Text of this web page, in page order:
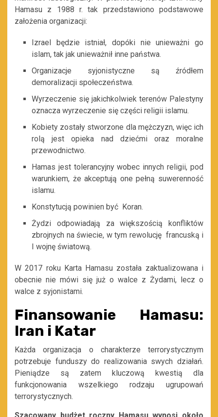
Hamasu z 1988 r. tak przedstawiono podstawowe
założenia organizacji:
Izrael będzie istniał, dopóki nie unieważni go
islam, tak jak unieważnił inne państwa.
Organizacje syjonistyczne są źródłem
demoralizacji społeczeństwa.
Wyrzeczenie się jakichkolwiek terenów Palestyny
oznacza wyrzeczenie się części religii islamu.
Kobiety zostały stworzone dla mężczyzn, więc ich
rolą jest opieka nad dziećmi oraz moralne
przewodnictwo.
Hamas jest tolerancyjny wobec innych religii, pod
warunkiem, że akceptują one pełną suwerenność
islamu.
Konstytucją powinien być Koran.
Żydzi odpowiadają za większością konfliktów
zbrojnych na świecie, w tym rewolucję francuską i
I wojnę światową.
W 2017 roku Karta Hamasu została zaktualizowana i
obecnie nie mówi się już o walce z Żydami, lecz o
walce z syjonistami.
Finansowanie Hamasu:
Iran i Katar
Każda organizacja o charakterze terrorystycznym
potrzebuje funduszy do realizowania swych działań.
Pieniądze są zatem kluczową kwestią dla
funkcjonowania wszelkiego rodzaju ugrupowań
terrorystycznych.